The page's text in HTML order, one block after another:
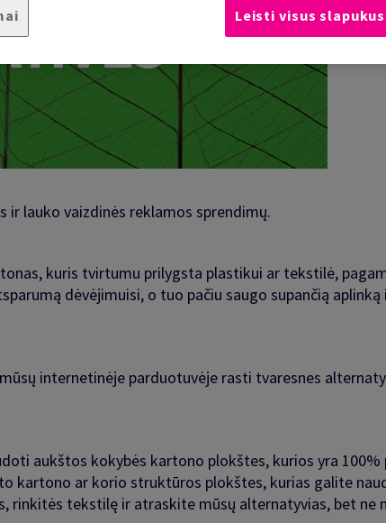
ir lauko vaizdinės reklamos sprendimų.
kuris tvirtumu prilygsta plastikui ar tekstilė,
dėvėjimuisi, o tuo pačiu saugo supančią aplinką
internetinėje parduotuvėje rasti tvaresnes
aukštos kokybės kartono plokštes, kurios yra
kartono ar korio struktūros plokštes, kurias galite
rinkitės tekstilę ir atraskite mūsų alternatyvias, bet ne
Leisti visus slapukus